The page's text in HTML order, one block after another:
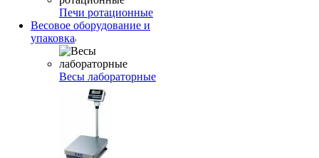
Печи ротационные
Весовое оборудование и
упаковка
Весы лабораторные